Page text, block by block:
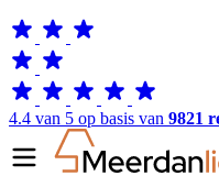
4.4 van 5 op basis van 9821